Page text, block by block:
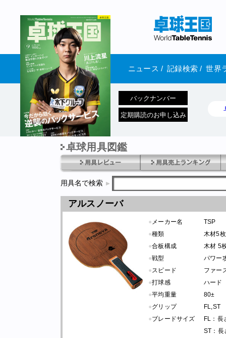
ニュース / 記録検索 / 世界
1970年1月01日 発売
バックナンバー
定期購読のお申し込み
卓球用具図鑑
用具名で検索
アルスノーバ
● メーカー名
TSP
●種類
木材5枚
●合板構成
木材 5
●戦型
パワー
●スピード
ファー
●打球感
ハード
●平均重量
80±
●グリップ
FL,ST
●ブレードサイズ
FL：長
ST：長